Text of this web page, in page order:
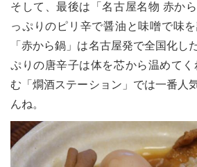
そして、最後は「名古屋名物 赤か
っぷりのピリ辛で醤油と味噌で味を
「赤から鍋」は名古屋発で全国化し
ぷりの唐辛子は体を芯から温めて
む「燗酒ステーション」では一番人
んね。